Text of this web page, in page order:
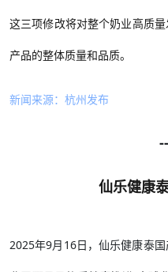
这三项修改将对整个奶业高质
产品的整体质量和品质。
新闻来源：杭州发布
仙乐健康
2025年9月16日，仙乐健康泰